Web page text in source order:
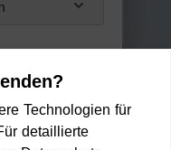
Technologien für
detaillierte